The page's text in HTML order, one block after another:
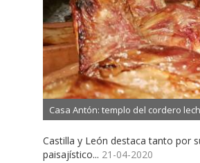
Casa Antón: templo del cordero
Castilla y León destaca tanto por
paisajístico... 21-04-2020